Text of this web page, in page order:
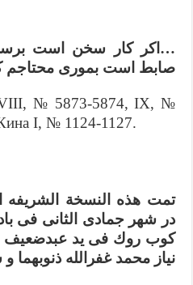
…اکر کار سخن است
صابط است بمورى محتاجم
№ 5873-5874, IX, №
I, № 1124-1127.
تمت هذه النسخة الشريفه
در شهر جمادى الثانى فى
كوب روك فى يد عبدضعيف
نياز محمد غفرالله ذنوبهما